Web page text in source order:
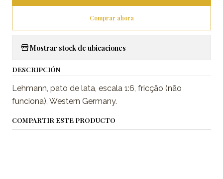
Comprar ahora
Mostrar stock de ubicaciones
DESCRIPCIÓN
Lehmann, pato de lata, escala 1:6, fricção (não
funciona), Western Germany.
COMPARTIR ESTE PRODUCTO